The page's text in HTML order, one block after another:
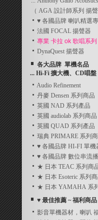
（ AGA 設計師系列 揚聲
♥ 各國品牌 喇叭精選
法國 FOCAL 揚聲器
專業 卡拉 ok 歌唱系列
DynaQuest 揚聲器
各大品牌 單機名品
... Hi-Fi 擴大機、CD唱盤
Audio Refinement
丹麥 Densen 系列商品
英國 NAD 系列產品
英國 audiolab 系列商品
英國 QUAD 系列產品
瑞典 PRIMARE 系列
♥ 各國品牌 HI-FI 單機
♥ 各國品牌 數位串流
★ 日本 TEAC 系列商
★ 日本 Esoteric 系列
★ 日本 YAMAHA 系
♥ 最佳推薦 ~ 福利商品
影音單機器材，喇叭